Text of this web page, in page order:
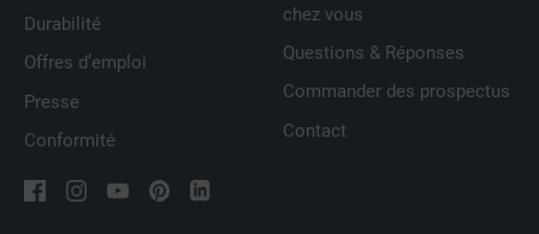
Durabilité
Offres d’emploi
Presse
Conformité
chez vous
Questions & Réponses
Commander des prospectus
Contact
plusieurs sites Internet afin d'afficher de
la publicité adaptée aux préférences de
NOM lidc